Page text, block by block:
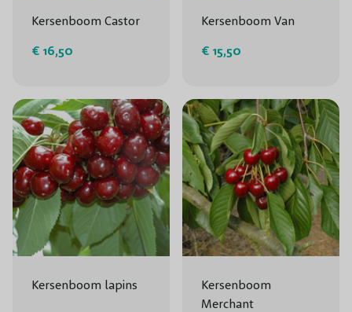
Kersenboom Castor
€ 16,50
Kersenboom Van
€ 15,50
Kersenboom lapins
Kersenboom
Merchant